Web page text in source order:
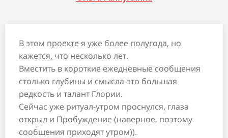
В этом проекте я уже более полугода, но
кажется, что несколько лет.
Вместить в короткие ежедневные сообщения
столько глубины и смысла-это большая
редкость и талант Глории.
Сейчас уже ритуал-утром проснулся, глаза
открыл и Пробуждение (наверное, поэтому
сообщения приходят утром)).